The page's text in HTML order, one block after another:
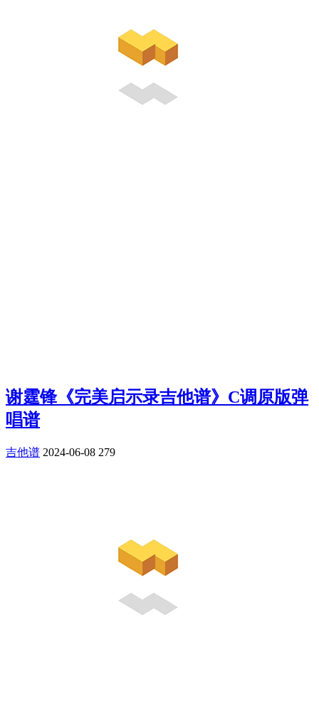
谢霆锋《完美启示录吉他谱》C调原版弹
唱谱
吉他谱 2024-06-08 279